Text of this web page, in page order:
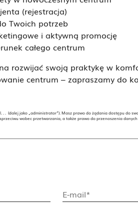
(rejestracja)
Twoich potrzeb
i aktywną promocję
całego centrum
rozwijać swoją praktykę w
centrum – zapraszamy do
. (dalej jako „administrator”). Masz prawo do żądania dostępu do
wobec przetwarzania, a także prawo do przenoszenia
E-mail*